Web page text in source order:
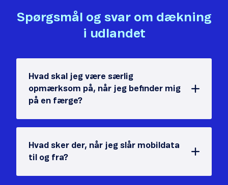
Informationen er svær at forstå.
Oplysningerne løser ikke mit problem.
Spørgsmål og svar om dækning
i udlandet
Hvad skal jeg være særlig
opmærksom på, når jeg befinder mig
på en færge?
Hvad sker der, når jeg slår mobildata
til og fra?